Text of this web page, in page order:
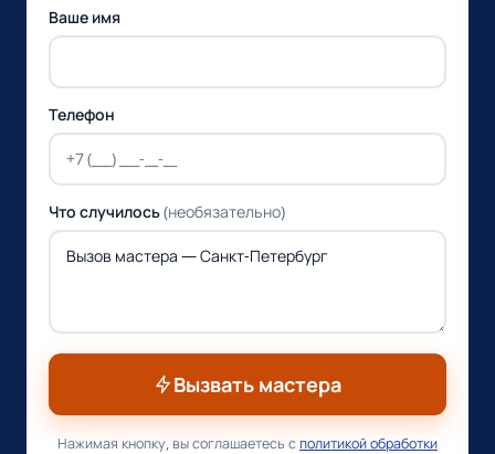
Ваше имя
Телефон
Что случилось(необязательно)
Вызвать мастера
Нажимая кнопку, вы соглашаетесь сполитикой обработки